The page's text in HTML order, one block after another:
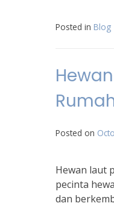
Posted in Blog
Posted on
Hewan laut
pecinta
dan